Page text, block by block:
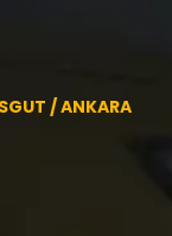
/ ANKARA